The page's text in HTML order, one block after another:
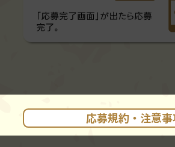
応募規約・注意